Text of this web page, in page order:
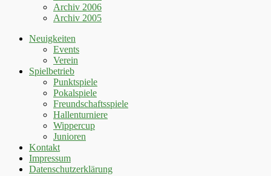
Archiv 2006
Archiv 2005
Neuigkeiten
Events
Verein
Spielbetrieb
Punktspiele
Pokalspiele
Freundschaftsspiele
Hallenturniere
Wippercup
Junioren
Kontakt
Impressum
Datenschutzerklärung